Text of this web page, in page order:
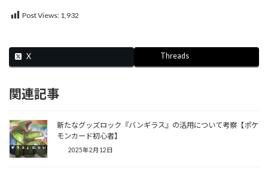
Post Views: 1,932
X Threads
関連記事
新たなグッズロック『バンギラス』の活用について考察【ポケ
モンカード初心者】
2025年2月12日